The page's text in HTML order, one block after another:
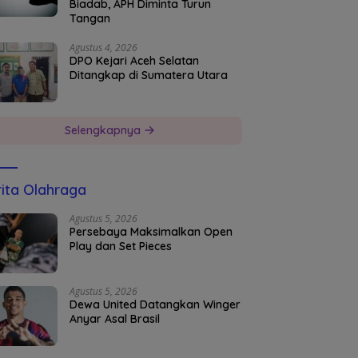
Biadab, APH Diminta Turun
Tangan
Agustus 4, 2026
DPO Kejari Aceh Selatan
Ditangkap di Sumatera Utara
Selengkapnya
Olahraga
Agustus 5, 2026
Persebaya Maksimalkan Open
Play dan Set Pieces
Agustus 5, 2026
Dewa United Datangkan Winger
Anyar Asal Brasil